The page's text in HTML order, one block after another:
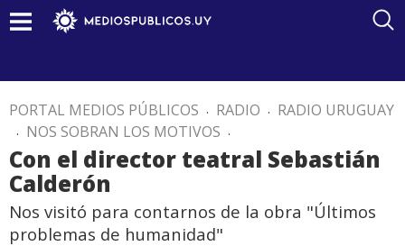
PORTAL MEDIOS PÚBLICOS . RADIO . RADIO URUGUAY
. NOS SOBRAN LOS MOTIVOS .
Con el director teatral Sebastián
Calderón
Nos visitó para contarnos de la obra "Últimos
problemas de humanidad"